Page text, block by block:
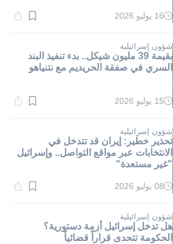
وقت
دقيقة.
16 يوليو 2026
شؤون إسرائيلية
بقيمة 39 مليون شيكل.. بدء تنفيذ البند
السري في صفقة الحريديم مع نتنياهو
وقت
دقيقة.
15 يوليو 2026
شؤون إسرائيلية
تحذير خطير: إيران قد تتدخل في
الانتخابات عبر مواقع التواصل.. وإسرائيل
"غير مستعدة"
وقت
دقيقة.
08 يوليو 2026
شؤون إسرائيلية
هل تدخل إسرائيل أزمة دستورية؟
الحكومة تتحدى قراراً قضائياً